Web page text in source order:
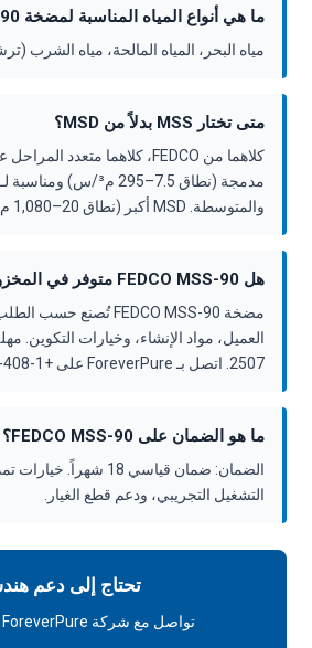
ما هي أنواع المياه المناسبة لمضخة FEDCO MSS-90؟
مياه البحر، المياه المالحة، مياه الشرب (ترشيح مسبق 20 ميكرون). حد درجة حرارة التشغيل:
متى تختار MSS بدلاً من MSD؟
والمتوسطة. MSD أكبر (نطاق 20–1,080 م³/س) ومناسبة للمحطات البلدية الكبيرة والميغا-سكيل.
هل FEDCO MSS-90 متوفر في المخزون، وما هي مهلة التسليم؟
2507. اتصل بـ ForeverPure على +1-408-969-2688 للتأكد من الجدول الحالي.
ما هو الضمان على FEDCO MSS-90؟
التشغيل التجريبي، ودعم قطع الغيار.
تحتاج إلى دعم